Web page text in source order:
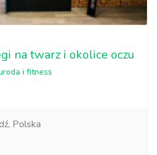
na twarz i okolice oczu
i fitness
Polska